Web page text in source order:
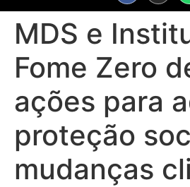
MDS e
Fome Zero
ações para
proteção
mudanças